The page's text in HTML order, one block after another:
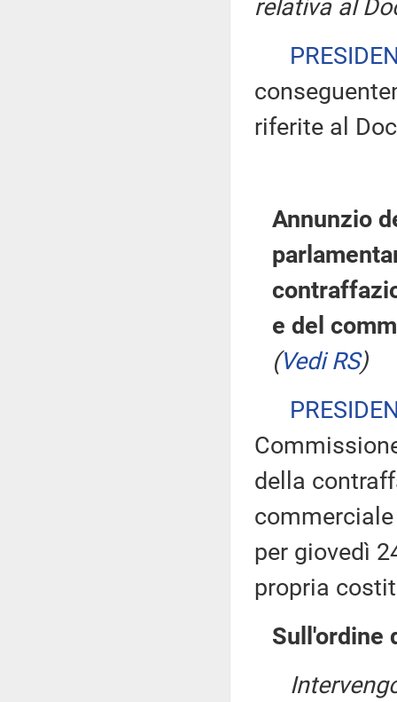
relativa al
riferite al
Annunzio
e del
(Vedi RS)
della
per giovedì
propria
Sull'ordine